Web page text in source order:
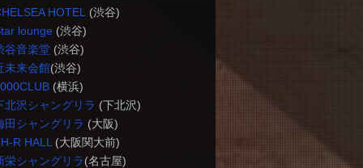
HOTEL
(渋谷)
lounge(渋谷)
谷音楽堂(渋谷)
未来会館(渋谷)
(横浜)
北沢シャングリラ (下北沢)
田シャングリラ (大阪)
R HALL (大阪関大前)
栄シャングリラ(名古屋)